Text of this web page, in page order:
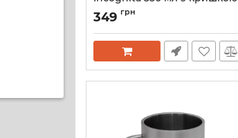
Артикул: T_Mug_350
349 грн